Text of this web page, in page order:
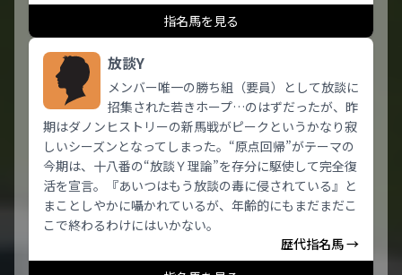
指名馬を見る
放談Y
メンバー唯一の勝ち組（要員）として放談に
招集された若きホープ…のはずだったが、昨
期はダノンヒストリーの新馬戦がピークというかなり寂
しいシーズンとなってしまった。“原点回帰”がテーマの
今期は、十八番の“放談Ｙ理論”を存分に駆使して完全復
活を宣言。『あいつはもう放談の毒に侵されている』と
まことしやかに囁かれているが、年齢的にもまだまだこ
こで終わるわけにはいかない。
歴代指名馬 →